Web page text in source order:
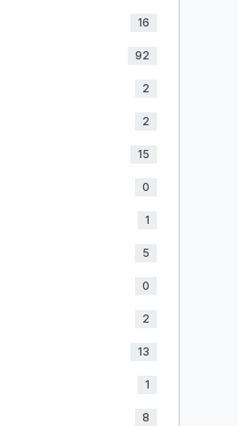
16
92
2
2
15
0
1
5
0
2
13
1
8